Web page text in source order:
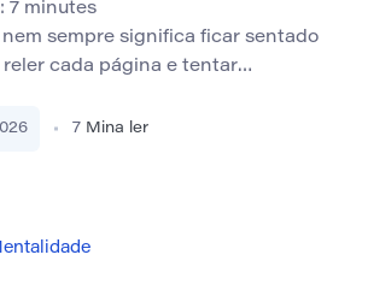
7 minutes
nem sempre significa ficar sentado
reler cada página e tentar
uma reinicialização rápida antes
7 Mina ler